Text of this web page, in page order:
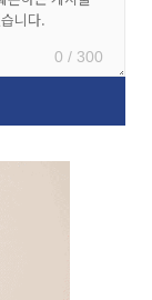
0 / 300